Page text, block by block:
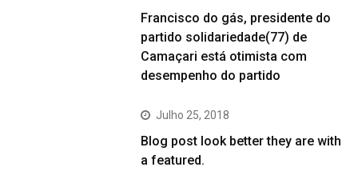
Francisco do gás, presidente do
partido solidariedade(77) de
Camaçari está otimista com
desempenho do partido
Julho 25, 2018
Blog post look better they are with
a featured.